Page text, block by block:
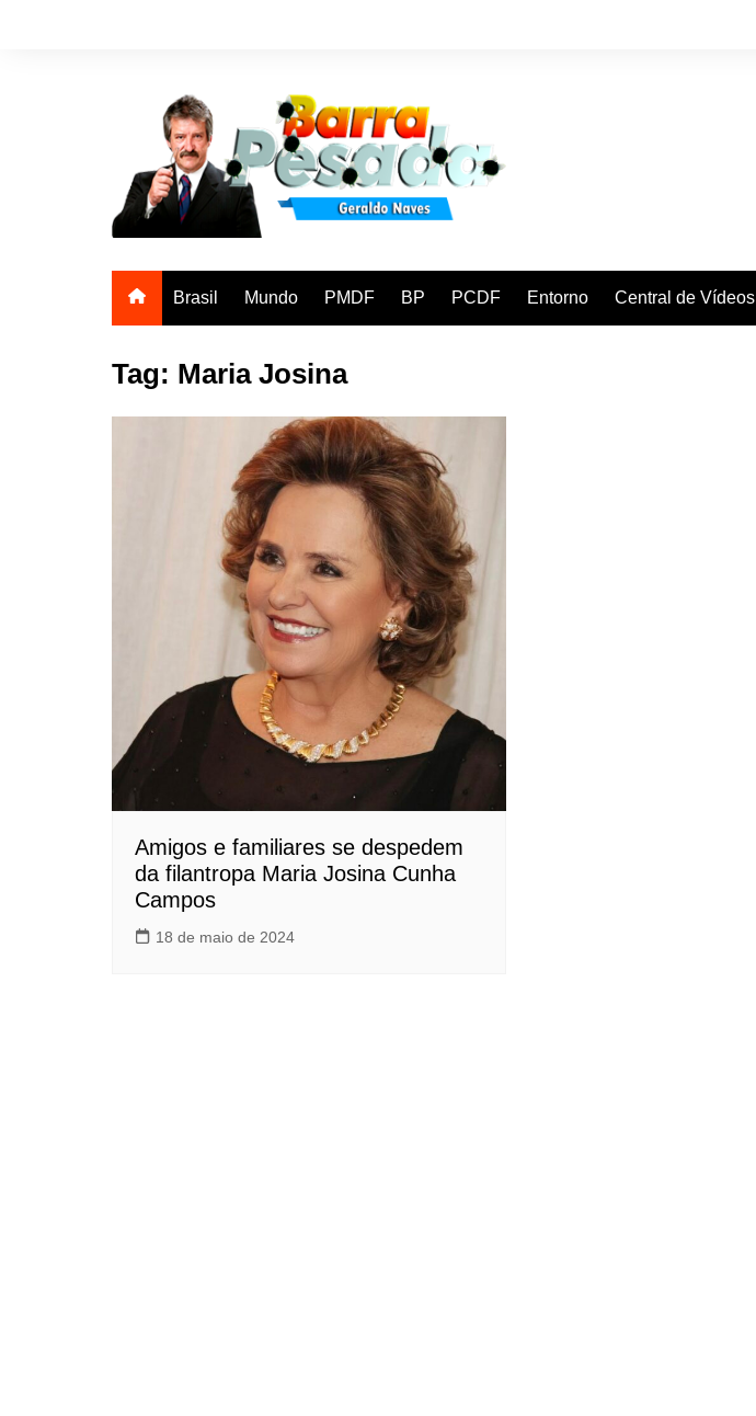
Brasil Mundo PMDF BP PCDF Entorno Central de Vídeos
Tag: Maria Josina
Amigos e familiares se despedem
da filantropa Maria Josina Cunha
Campos
18 de maio de 2024